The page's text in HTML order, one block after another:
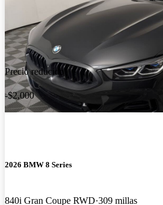
Precio reducido
-$2,000
2026 BMW 8 Series
840i Gran Coupe RWD 309 millas